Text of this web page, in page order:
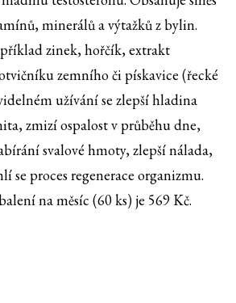
minerálů a výtažků z bylin.
zinek, hořčík, extrakt
zemního či pískavice (řecké
užívání se zlepší hladina
zmizí ospalost v průběhu dne,
svalové hmoty, zlepší nálada,
se proces regenerace organizmu.
na měsíc (60 ks) je 569 Kč.